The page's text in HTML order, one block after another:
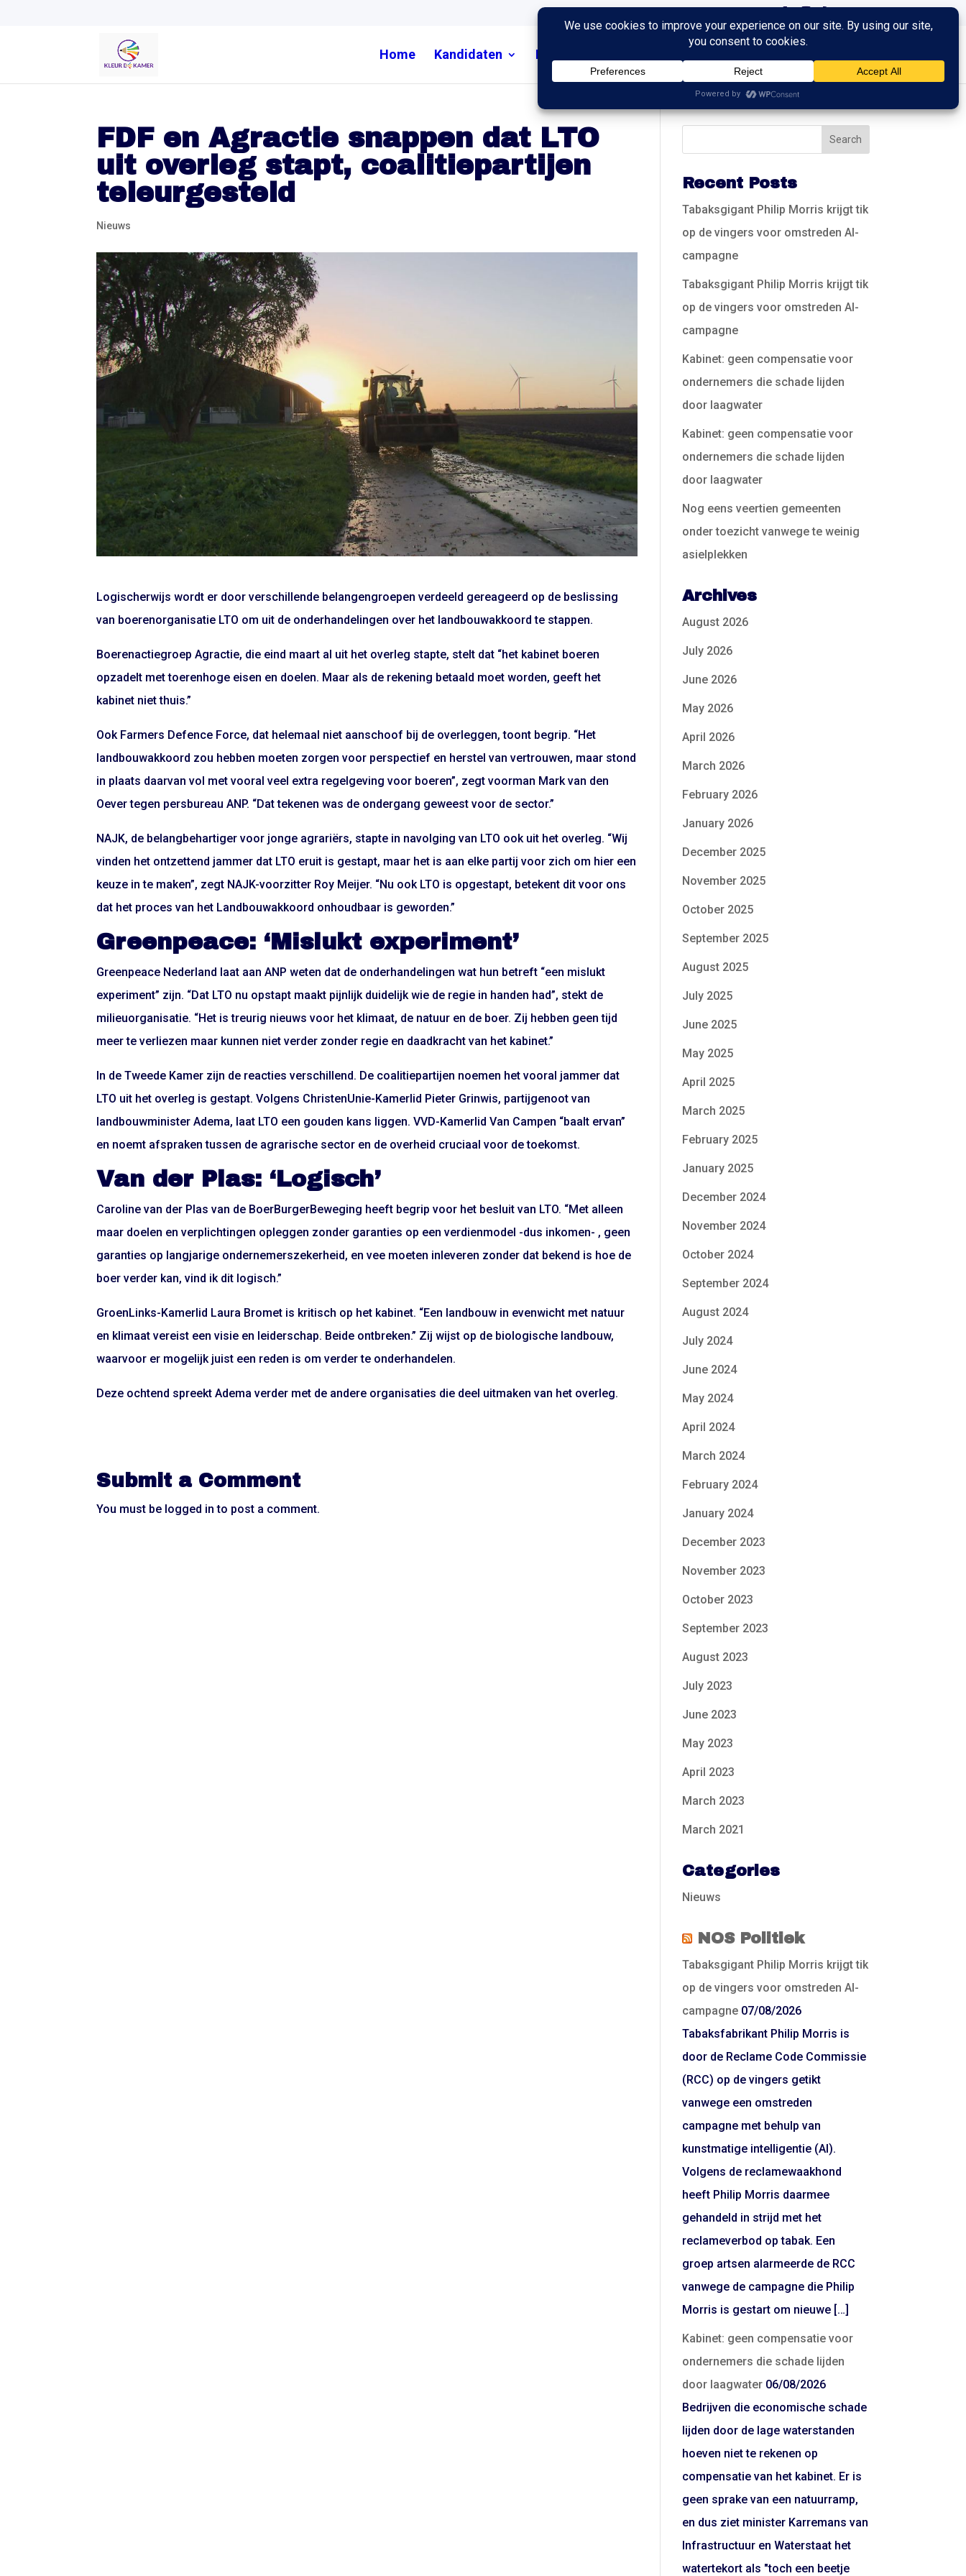
Home Kandidaten Nieuws
FDF en Agractie snappen dat LTO
uit overleg stapt, coalitiepartijen
teleurgesteld
Nieuws
Logischerwijs wordt er door verschillende belangengroepen verdeeld gereageerd op de beslissing
van boerenorganisatie LTO om uit de onderhandelingen over het landbouwakkoord te stappen.
Boerenactiegroep Agractie, die eind maart al uit het overleg stapte, stelt dat “het kabinet boeren
opzadelt met toerenhoge eisen en doelen. Maar als de rekening betaald moet worden, geeft het
kabinet niet thuis.”
Ook Farmers Defence Force, dat helemaal niet aanschoof bij de overleggen, toont begrip. “Het
landbouwakkoord zou hebben moeten zorgen voor perspectief en herstel van vertrouwen, maar stond
in plaats daarvan vol met vooral veel extra regelgeving voor boeren”, zegt voorman Mark van den
Oever tegen persbureau ANP. “Dat tekenen was de ondergang geweest voor de sector.”
NAJK, de belangbehartiger voor jonge agrariërs, stapte in navolging van LTO ook uit het overleg. “Wij
vinden het ontzettend jammer dat LTO eruit is gestapt, maar het is aan elke partij voor zich om hier een
keuze in te maken”, zegt NAJK-voorzitter Roy Meijer. “Nu ook LTO is opgestapt, betekent dit voor ons
dat het proces van het Landbouwakkoord onhoudbaar is geworden.”
Greenpeace: ‘Mislukt experiment’
Greenpeace Nederland laat aan ANP weten dat de onderhandelingen wat hun betreft “een mislukt
experiment” zijn. “Dat LTO nu opstapt maakt pijnlijk duidelijk wie de regie in handen had”, stekt de
milieuorganisatie. “Het is treurig nieuws voor het klimaat, de natuur en de boer. Zij hebben geen tijd
meer te verliezen maar kunnen niet verder zonder regie en daadkracht van het kabinet.”
In de Tweede Kamer zijn de reacties verschillend. De coalitiepartijen noemen het vooral jammer dat
LTO uit het overleg is gestapt. Volgens ChristenUnie-Kamerlid Pieter Grinwis, partijgenoot van
landbouwminister Adema, laat LTO een gouden kans liggen. VVD-Kamerlid Van Campen “baalt ervan”
en noemt afspraken tussen de agrarische sector en de overheid cruciaal voor de toekomst.
Van der Plas: ‘Logisch’
Caroline van der Plas van de BoerBurgerBeweging heeft begrip voor het besluit van LTO. “Met alleen
maar doelen en verplichtingen opleggen zonder garanties op een verdienmodel -dus inkomen- , geen
garanties op langjarige ondernemerszekerheid, en vee moeten inleveren zonder dat bekend is hoe de
boer verder kan, vind ik dit logisch.”
GroenLinks-Kamerlid Laura Bromet is kritisch op het kabinet. “Een landbouw in evenwicht met natuur
en klimaat vereist een visie en leiderschap. Beide ontbreken.” Zij wijst op de biologische landbouw,
waarvoor er mogelijk juist een reden is om verder te onderhandelen.
Deze ochtend spreekt Adema verder met de andere organisaties die deel uitmaken van het overleg.
Submit a Comment
You must be logged in to post a comment.
Recent Posts
Tabaksgigant Philip Morris krijgt tik
op de vingers voor omstreden AI-
campagne
Tabaksgigant Philip Morris krijgt tik
op de vingers voor omstreden AI-
campagne
Kabinet: geen compensatie voor
ondernemers die schade lijden
door laagwater
Kabinet: geen compensatie voor
ondernemers die schade lijden
door laagwater
Nog eens veertien gemeenten
onder toezicht vanwege te weinig
asielplekken
Archives
August 2026
July 2026
June 2026
May 2026
April 2026
March 2026
February 2026
January 2026
December 2025
November 2025
October 2025
September 2025
August 2025
July 2025
June 2025
May 2025
April 2025
March 2025
February 2025
January 2025
December 2024
November 2024
October 2024
September 2024
August 2024
July 2024
June 2024
May 2024
April 2024
March 2024
February 2024
January 2024
December 2023
November 2023
October 2023
September 2023
August 2023
July 2023
June 2023
May 2023
April 2023
March 2023
March 2021
Categories
Nieuws
NOS Politiek
Tabaksgigant Philip Morris krijgt tik
op de vingers voor omstreden AI-
campagne 07/08/2026
Tabaksfabrikant Philip Morris is
door de Reclame Code Commissie
(RCC) op de vingers getikt
vanwege een omstreden
campagne met behulp van
kunstmatige intelligentie (AI).
Volgens de reclamewaakhond
heeft Philip Morris daarmee
gehandeld in strijd met het
reclameverbod op tabak. Een
groep artsen alarmeerde de RCC
vanwege de campagne die Philip
Morris is gestart om nieuwe […]
Kabinet: geen compensatie voor
ondernemers die schade lijden
door laagwater 06/08/2026
Bedrijven die economische schade
lijden door de lage waterstanden
hoeven niet te rekenen op
compensatie van het kabinet. Er is
geen sprake van een natuurramp,
en dus ziet minister Karremans van
Infrastructuur en Waterstaat het
watertekort als "toch een beetje